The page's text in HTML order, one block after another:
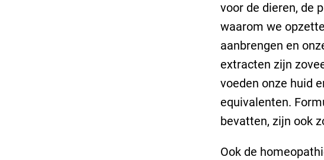
voor de dieren, de
waarom we
aanbrengen en
extracten zijn
voeden onze huid
equivalenten.
bevatten, zijn ook
Ook de